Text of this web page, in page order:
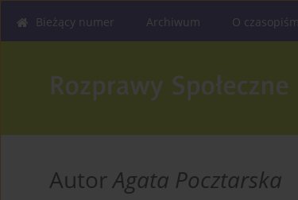
Bieżący numer Archiwum O
AutorAgata Pocztarska